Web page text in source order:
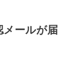
ールが届